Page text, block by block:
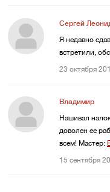
Сергей
Я недавно
встретили,
23 октября
Владимир
Нашивал
доволен ее
всем! Мастер:
15 сентября